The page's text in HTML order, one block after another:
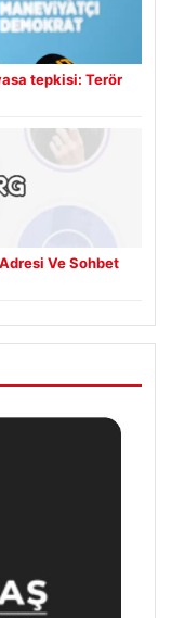
tepkisi: Terör
Ve Sohbet